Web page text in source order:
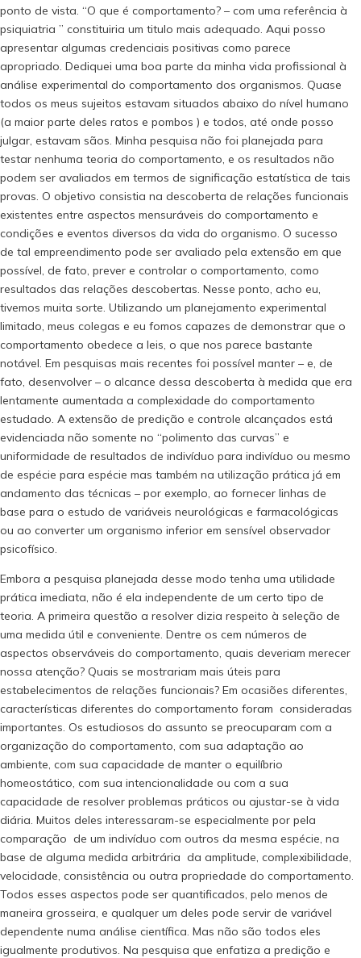
ponto de vista. “O que é comportamento? – com uma referência à
psiquiatria ” constituiria um titulo mais adequado. Aqui posso
apresentar algumas credenciais positivas como parece
apropriado. Dediquei uma boa parte da minha vida profissional à
análise experimental do comportamento dos organismos. Quase
todos os meus sujeitos estavam situados abaixo do nível humano
(a maior parte deles ratos e pombos ) e todos, até onde posso
julgar, estavam sãos. Minha pesquisa não foi planejada para
testar nenhuma teoria do comportamento, e os resultados não
podem ser avaliados em termos de significação estatística de tais
provas. O objetivo consistia na descoberta de relações funcionais
existentes entre aspectos mensuráveis do comportamento e
condições e eventos diversos da vida do organismo. O sucesso
de tal empreendimento pode ser avaliado pela extensão em que
possível, de fato, prever e controlar o comportamento, como
resultados das relações descobertas. Nesse ponto, acho eu,
tivemos muita sorte. Utilizando um planejamento experimental
limitado, meus colegas e eu fomos capazes de demonstrar que o
comportamento obedece a leis, o que nos parece bastante
notável. Em pesquisas mais recentes foi possível manter – e, de
fato, desenvolver – o alcance dessa descoberta à medida que era
lentamente aumentada a complexidade do comportamento
estudado. A extensão de predição e controle alcançados está
evidenciada não somente no “polimento das curvas” e
uniformidade de resultados de indivíduo para indivíduo ou mesmo
de espécie para espécie mas também na utilização prática já em
andamento das técnicas – por exemplo, ao fornecer linhas de
base para o estudo de variáveis neurológicas e farmacológicas
ou ao converter um organismo inferior em sensível observador
psicofísico.
Embora a pesquisa planejada desse modo tenha uma utilidade
prática imediata, não é ela independente de um certo tipo de
teoria. A primeira questão a resolver dizia respeito à seleção de
uma medida útil e conveniente. Dentre os cem números de
aspectos observáveis do comportamento, quais deveriam merecer
nossa atenção? Quais se mostrariam mais úteis para
estabelecimentos de relações funcionais? Em ocasiões diferentes,
características diferentes do comportamento foram consideradas
importantes. Os estudiosos do assunto se preocuparam com a
organização do comportamento, com sua adaptação ao
ambiente, com sua capacidade de manter o equilíbrio
homeostático, com sua intencionalidade ou com a sua
capacidade de resolver problemas práticos ou ajustar-se à vida
diária. Muitos deles interessaram-se especialmente por pela
comparação de um indivíduo com outros da mesma espécie, na
base de alguma medida arbitrária da amplitude, complexibilidade,
velocidade, consistência ou outra propriedade do comportamento.
Todos esses aspectos pode ser quantificados, pelo menos de
maneira grosseira, e qualquer um deles pode servir de variável
dependente numa análise científica. Mas não são todos eles
igualmente produtivos. Na pesquisa que enfatiza a predição e